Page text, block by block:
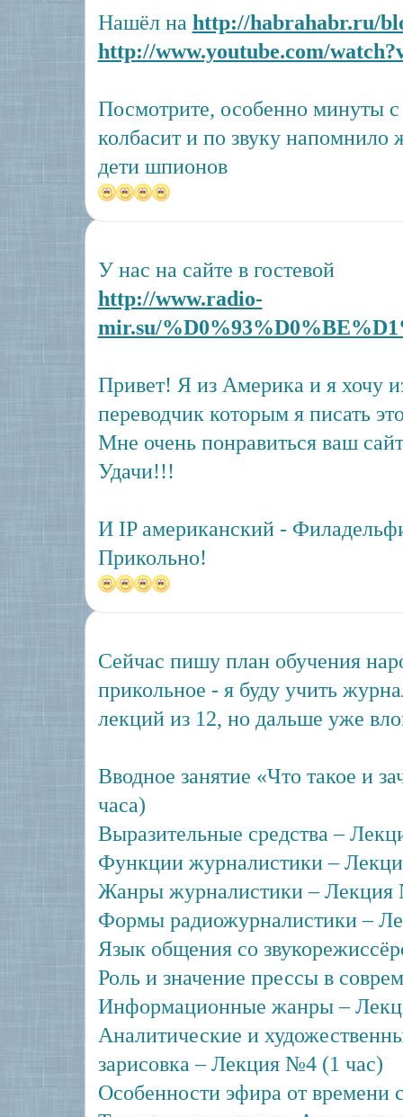
Нашёл на http://habrahabr.ru/
http://www.youtube.com/
Посмотрите, особенно минуты
колбасит и по звуку напомнило
дети шпионов
У нас на сайте в гостевой
http://www.radio-
mir.su/
Привет! Я из Америка и я хочу
переводчик которым я писать
Мне очень понравиться ваш
Удачи!!!
И IP американский -
Прикольно!
Сейчас пишу план обучения
прикольное - я буду учить
лекций из 12, но дальше уже
Вводное занятие «Что такое и
часа)
Выразительные средства –
Функции журналистики –
Жанры журналистики – Лекция
Формы радиожурналистики –
Язык общения со
Роль и значение прессы в
Информационные жанры –
Аналитические и
зарисовка – Лекция №4 (1 час)
Особенности эфира от времени